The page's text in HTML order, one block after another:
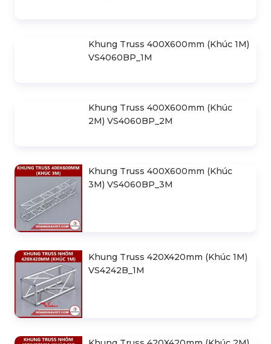
Khung Truss 400X600mm (Khúc
2M) VS4060BP_2M
Khung Truss 400X600mm (Khúc
3M) VS4060BP_3M
Khung Truss 420X420mm (Khúc 1M)